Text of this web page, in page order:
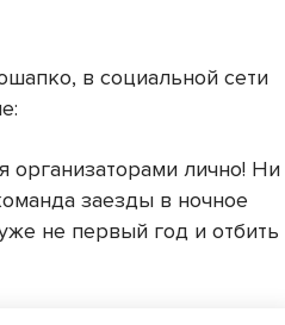
в социальной сети
организаторами лично! Ни
заезды в ночное
не первый год и отбить